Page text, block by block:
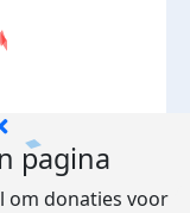
pagina
om donaties voor